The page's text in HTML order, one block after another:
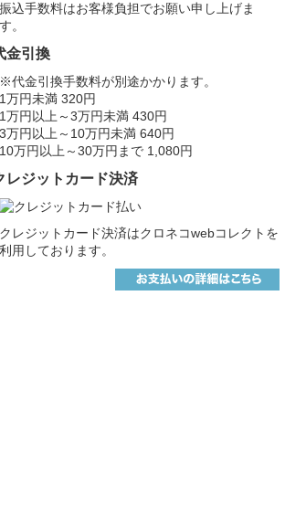
振込手数料はお客様負担でお願い申し上げま
す。
金引換
※代金引換手数料が別途かかります。
1万円未満 320円
1万円以上～3万円未満 430円
3万円以上～10万円未満 640円
10万円以上～30万円まで 1,080円
レジットカード決済
クレジットカード決済はクロネコwebコレクトを
利用しております。